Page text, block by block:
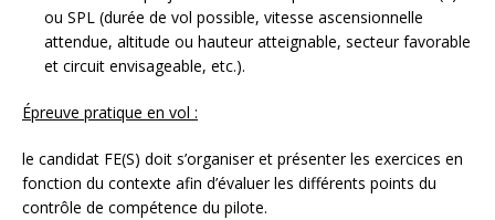
ou SPL (durée de vol possible, vitesse ascensionnelle
attendue, altitude ou hauteur atteignable, secteur favorable
et circuit envisageable, etc.).
Épreuve pratique en vol :
le candidat FE(S) doit s’organiser et présenter les exercices en
fonction du contexte afin d’évaluer les différents points du
contrôle de compétence du pilote.